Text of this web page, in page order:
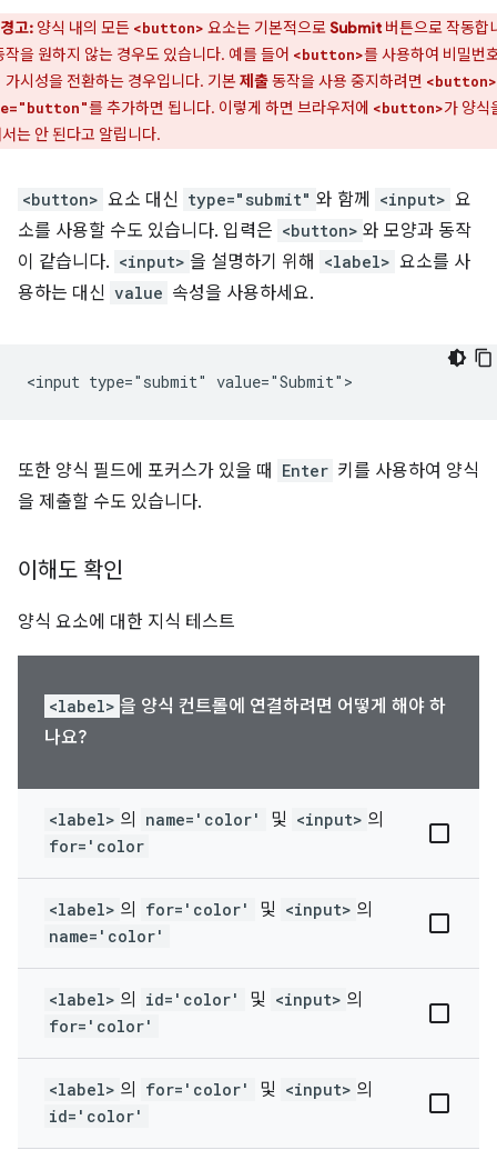
경고: 양식 내의 모든 <button> 요소는 기본적으로Submit버튼으로 작동합
작을 원하지 않는 경우도 있습니다. 예를 들어 <button>를 사용하여 비밀번
가시성을 전환하는 경우입니다. 기본제출동작을 사용 중지하려면 <button>
를 추가하면 됩니다. 이렇게 하면 브라우저에 <button>가 양식
는 안 된다고 알립니다.
<button> 요소 대신 type="submit" 와 함께 <input> 요
소를 사용할 수도 있습니다. 입력은 <button> 와 모양과 동작
이 같습니다. <input> 을 설명하기 위해 <label> 요소를 사
용하는 대신 value 속성을 사용하세요.
또한 양식 필드에 포커스가 있을 때 Enter 키를 사용하여 양식
을 제출할 수도 있습니다.
이해도 확인
양식 요소에 대한 지식 테스트
<label> 을 양식 컨트롤에 연결하려면 어떻게 해야 하
나요?
<label> 의 name='color' 및 <input> 의
for='color
<label> 의 for='color' 및 <input> 의
name='color'
<label> 의 id='color' 및 <input> 의
for='color'
<label> 의 for='color' 및 <input> 의
id='color'